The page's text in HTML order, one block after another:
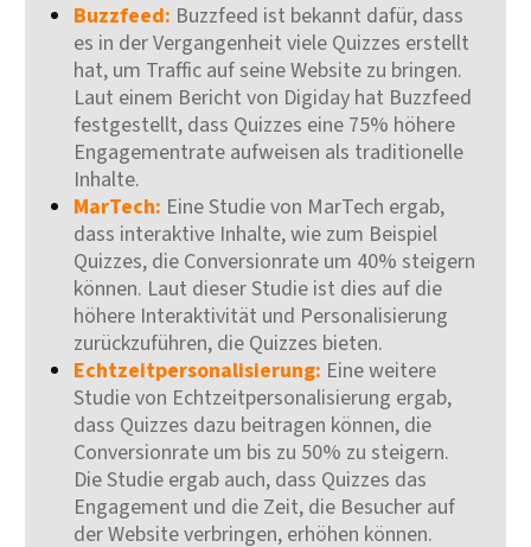
Buzzfeed: Buzzfeed ist bekannt dafür, dass
es in der Vergangenheit viele Quizzes erstellt
hat, um Traffic auf seine Website zu bringen.
Laut einem Bericht von Digiday hat Buzzfeed
festgestellt, dass Quizzes eine 75% höhere
Engagementrate aufweisen als traditionelle
Inhalte.
MarTech: Eine Studie von MarTech ergab,
dass interaktive Inhalte, wie zum Beispiel
Quizzes, die Conversionrate um 40% steigern
können. Laut dieser Studie ist dies auf die
höhere Interaktivität und Personalisierung
zurückzuführen, die Quizzes bieten.
Echtzeitpersonalisierung: Eine weitere
Studie von Echtzeitpersonalisierung ergab,
dass Quizzes dazu beitragen können, die
Conversionrate um bis zu 50% zu steigern.
Die Studie ergab auch, dass Quizzes das
Engagement und die Zeit, die Besucher auf
der Website verbringen, erhöhen können.